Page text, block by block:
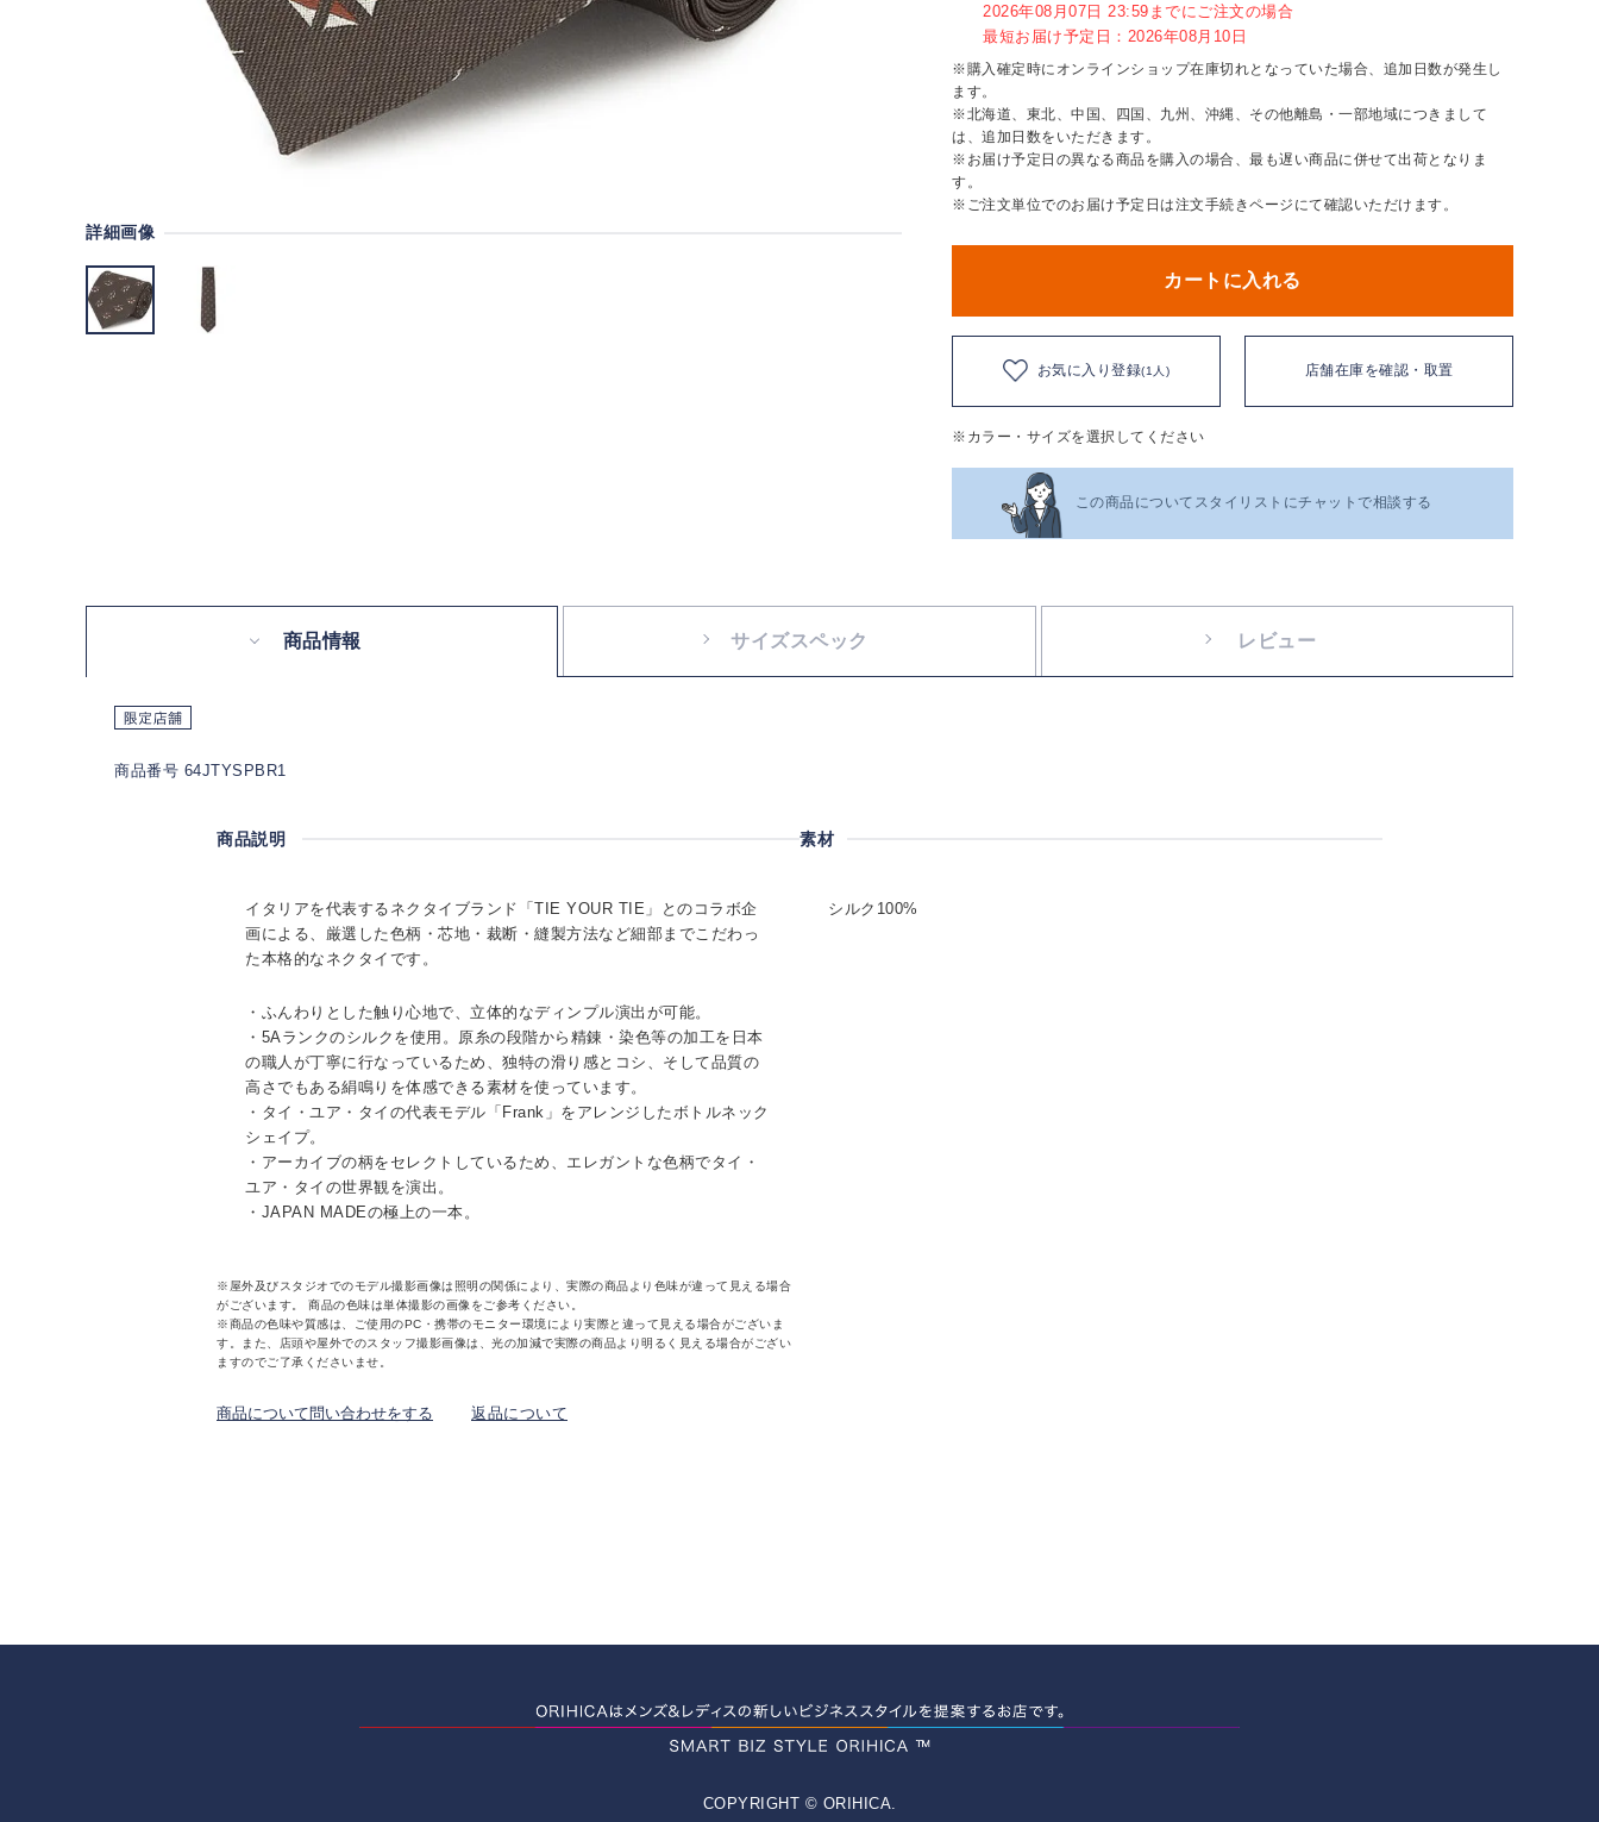
詳細画像
2026年08月07日 23:59までにご注文の場合
最短お届け予定日：2026年08月10日
※購入確定時にオンラインショップ在庫切れとなっていた場合、追加日数が発生し
ます。
※北海道、東北、中国、四国、九州、沖縄、その他離島・一部地域につきまして
は、追加日数をいただきます。
※お届け予定日の異なる商品を購入の場合、最も遅い商品に併せて出荷となりま
す。
※ご注文単位でのお届け予定日は注文手続きページにて確認いただけます。
カートに入れる
お気に入り登録(1人) 店舗在庫を確認・取置
※カラー・サイズを選択してください
この商品についてスタイリストにチャットで相談する
商品情報 サイズスペック レビュー
商品番号 64JTYSPBR1
商品説明
イタリアを代表するネクタイブランド「TIE YOUR TIE」とのコラボ企
画による、厳選した色柄・芯地・裁断・縫製方法など細部までこだわっ
た本格的なネクタイです。
・ふんわりとした触り心地で、立体的なディンプル演出が可能。
・5Aランクのシルクを使用。原糸の段階から精錬・染色等の加工を日本
の職人が丁寧に行なっているため、独特の滑り感とコシ、そして品質の
高さでもある絹鳴りを体感できる素材を使っています。
・タイ・ユア・タイの代表モデル「Frank」をアレンジしたボトルネック
シェイプ。
・アーカイブの柄をセレクトしているため、エレガントな色柄でタイ・
ユア・タイの世界観を演出。
・JAPAN MADEの極上の一本。
※屋外及びスタジオでのモデル撮影画像は照明の関係により、実際の商品より色味が違って見える場合
がございます。 商品の色味は単体撮影の画像をご参考ください。
※商品の色味や質感は、ご使用のPC・携帯のモニター環境により実際と違って見える場合がございま
す。また、店頭や屋外でのスタッフ撮影画像は、光の加減で実際の商品より明るく見える場合がござい
ますのでご了承くださいませ。
商品について問い合わせをする 返品について
素材
シルク100%
COPYRIGHT © ORIHICA.